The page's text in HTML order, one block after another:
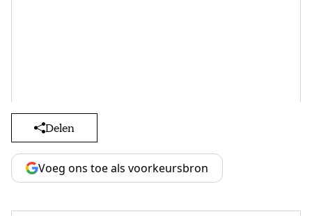
Delen
Voeg ons toe als voorkeursbron